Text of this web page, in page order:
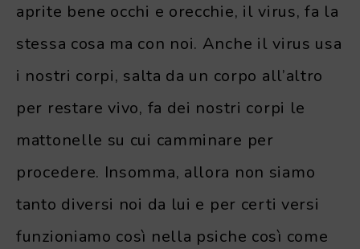
aprite bene occhi e orecchie, il virus, fa la
stessa cosa ma con noi. Anche il virus usa
i nostri corpi, salta da un corpo all’altro
per restare vivo, fa dei nostri corpi le
mattonelle su cui camminare per
procedere. Insomma, allora non siamo
tanto diversi noi da lui e per certi versi
funzioniamo così nella psiche così come